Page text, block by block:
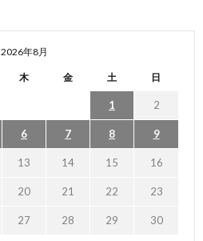
2026年8月
木 金 土 日
1 2
6 7 8 9
13 14 15 16
20 21 22 23
27 28 29 30